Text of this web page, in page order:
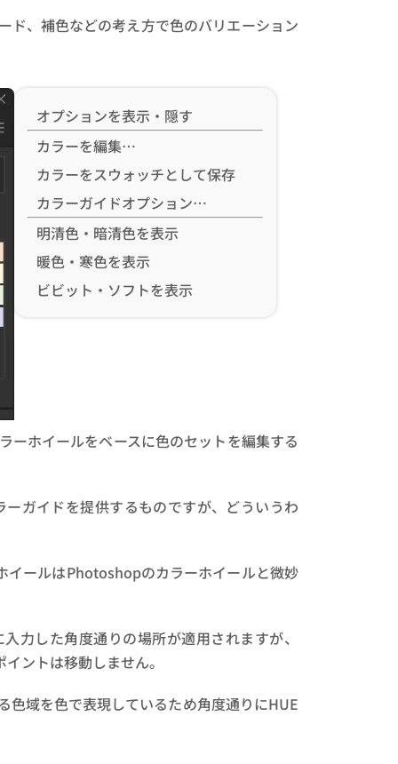
ド、補色などの考え方で色のバリエーション
オプションを表示・隠す
カラーを編集…
カラーをスウォッチとして保存
カラーガイドオプション…
明清色・暗清色を表示
暖色・寒色を表示
ビビット・ソフトを表示
ホイールをベースに色のセットを編集する
ガイドを提供するものですが、どういうわ
ールはPhotoshopのカラーホイールと微妙
力した角度通りの場所が適用されますが、
ントは移動しません。
色域を色で表現しているため角度通りにHUE